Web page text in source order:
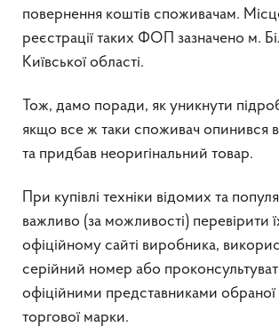
повернення коштів споживачам.
реєстрації таких ФОП зазначено м.
Київської області.
Тож, дамо поради, як уникнути
якщо все ж таки споживач опинився в
та придбав неоригінальний товар.
При купівлі техніки відомих та
важливо (за можливості) перевірити
офіційному сайті виробника,
серійний номер або
офіційними представниками
торгової марки.